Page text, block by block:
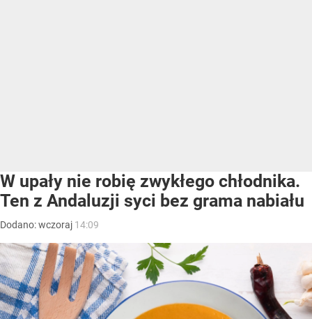
W upały nie robię zwykłego chłodnika.
Ten z Andaluzji syci bez grama nabiału
Dodano:wczoraj 14:09